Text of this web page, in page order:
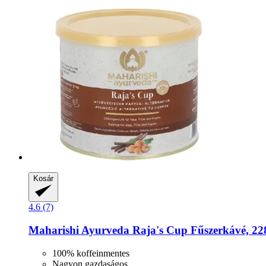
Kosár
4.6 (7)
Maharishi Ayurveda Raja's Cup Fűszerkávé,
100% koffeinmentes
Nagyon gazdaságos